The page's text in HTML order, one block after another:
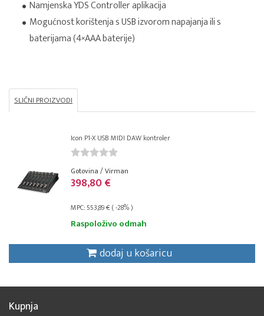
Namjenska YDS Controller aplikacija
Mogućnost korištenja s USB izvorom napajanja ili s
baterijama (4×AAA baterije)
SLIČNI PROIZVODI
Icon P1-X USB MIDI DAW kontroler
Gotovina / Virman
398,80 €
MPC: 553,89 € ( -28% )
Raspoloživo odmah
dodaj u košaricu
Kupnja